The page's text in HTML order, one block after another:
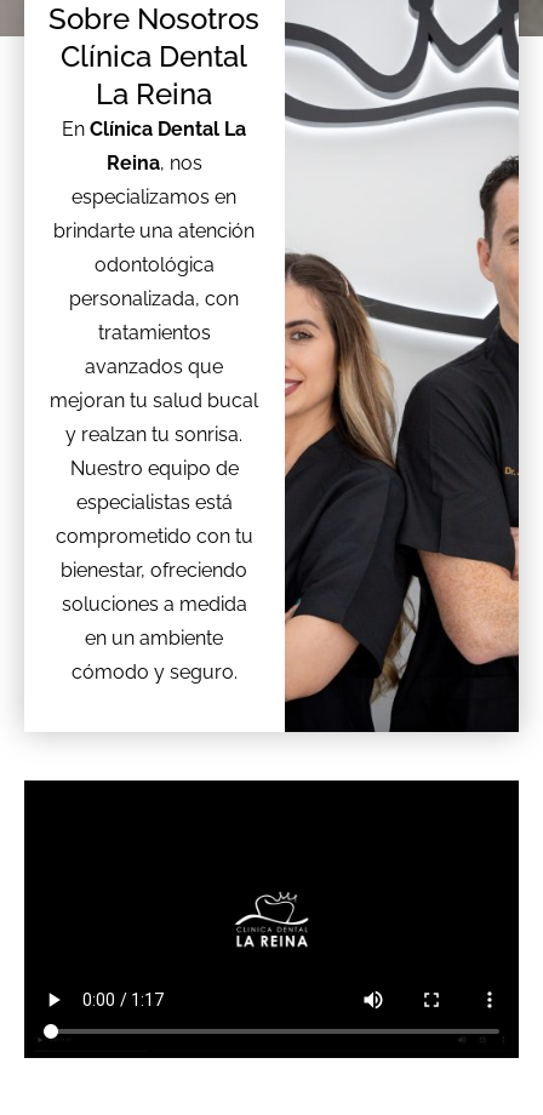
Sobre Nosotros
Clínica Dental
La Reina
EnClínica Dental La
Reina, nos
especializamos en
brindarte una atención
odontológica
personalizada, con
tratamientos
avanzados que
mejoran tu salud bucal
y realzan tu sonrisa.
Nuestro equipo de
especialistas está
comprometido con tu
bienestar, ofreciendo
soluciones a medida
en un ambiente
cómodo y seguro.